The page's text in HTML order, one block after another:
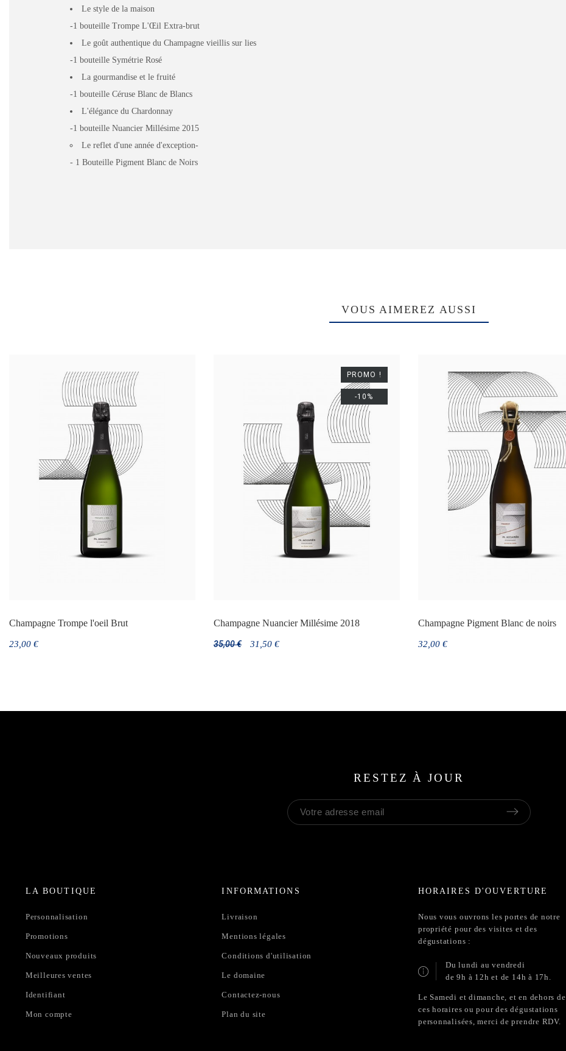
Le style de la maison
-1 bouteille Trompe L'Œil Extra-brut
Le goût authentique du Champagne vieillis sur lies
-1 bouteille Symétrie Rosé
La gourmandise et le fruité
-1 bouteille Céruse Blanc de Blancs
L'élégance du Chardonnay
-1 bouteille Nuancier Millésime 2015
Le reflet d'une année d'exception-
- 1 Bouteille Pigment Blanc de Noirs
VOUS AIMEREZ AUSSI
Champagne Trompe l'oeil Brut
23,00 €
Champagne Nuancier Millésime 2018
35,00 € 31,50 €
PROMO !
-10%
Champagne Pigment Blanc de noirs
32,00 €
RESTEZ À JOUR
LA BOUTIQUE
Personnalisation
Promotions
Nouveaux produits
Meilleures ventes
Identifiant
Mon compte
INFORMATIONS
Livraison
Mentions légales
Conditions d'utilisation
Le domaine
Contactez-nous
Plan du site
HORAIRES D'OUVERTURE
Nous vous ouvrons les portes de notre
propriété pour des visites et des
dégustations :
Du lundi au vendredi
de 9h à 12h et de 14h à 17h.
Le Samedi et dimanche, et en dehors de
ces horaires ou pour des dégustations
personnalisées, merci de prendre RDV.